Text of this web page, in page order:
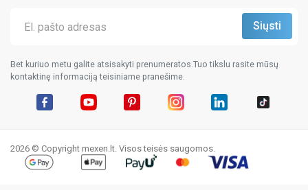
Bet kuriuo metu galite atsisakyti prenumeratos.Tuo tikslu rasite mūsų
kontaktinę informaciją teisiniame pranešime.
2026 © Copyright mexen.lt. Visos teisės saugomos.